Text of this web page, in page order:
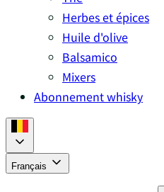
Herbes et épices
Huile d'olive
Balsamico
Mixers
Abonnement whisky
Français